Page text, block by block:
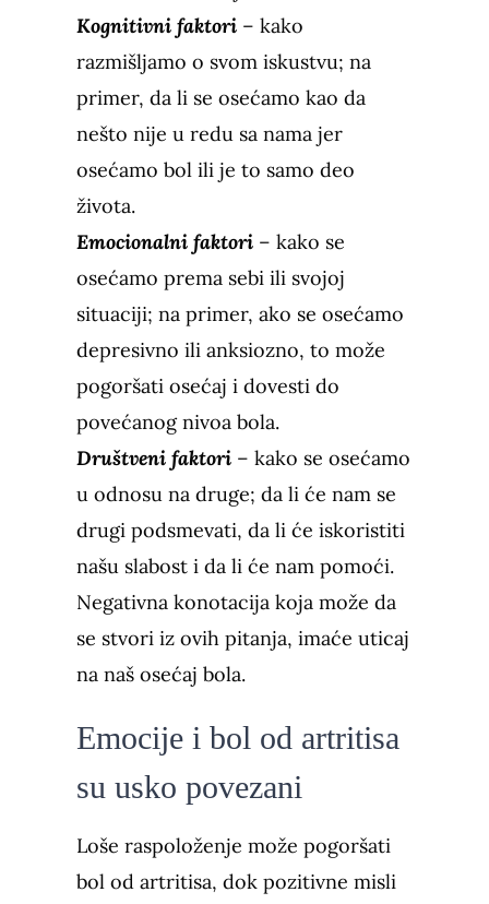
Kognitivni faktori – kako
razmišljamo o svom iskustvu; na
primer, da li se osećamo kao da
nešto nije u redu sa nama jer
osećamo bol ili je to samo deo
života.
Emocionalni faktori – kako se
osećamo prema sebi ili svojoj
situaciji; na primer, ako se osećamo
depresivno ili anksiozno, to može
pogoršati osećaj i dovesti do
povećanog nivoa bola.
Društveni faktori – kako se osećamo
u odnosu na druge; da li će nam se
drugi podsmevati, da li će iskoristiti
našu slabost i da li će nam pomoći.
Negativna konotacija koja može da
se stvori iz ovih pitanja, imaće uticaj
na naš osećaj bola.
Emocije i bol od artritisa
su usko povezani
Loše raspoloženje može pogoršati
bol od artritisa, dok pozitivne misli